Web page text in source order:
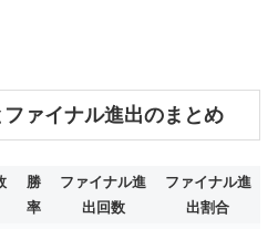
ァイナル進出のまとめ
勝
率
ファイナル進
出回数
ファイナル進
出割合